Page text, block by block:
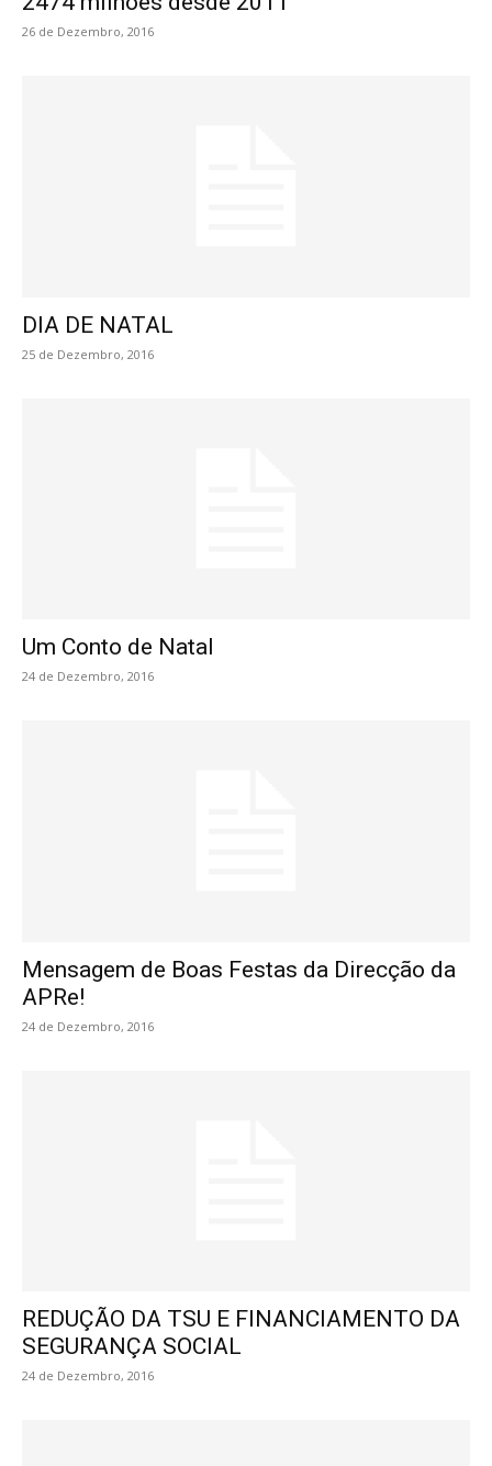
26 de Dezembro, 2016
DIA DE NATAL
25 de Dezembro, 2016
Um Conto de Natal
24 de Dezembro, 2016
Mensagem de Boas Festas da Direcção da
APRe!
24 de Dezembro, 2016
REDUÇÃO DA TSU E FINANCIAMENTO DA
SEGURANÇA SOCIAL
24 de Dezembro, 2016